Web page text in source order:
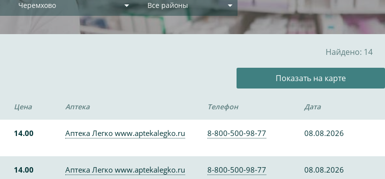
Черемхово Все районы
Найдено: 14
Показать на карте
Цена Аптека Телефон Дата
14.00 Аптека Легко www.aptekalegko.ru 8-800-500-98-77 08.08.2026
14.00 Аптека Легко www.aptekalegko.ru 8-800-500-98-77 08.08.2026